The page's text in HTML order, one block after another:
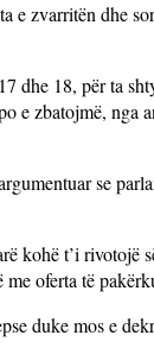
e zvarritën dhe
dhe 18, për ta
e zbatojmë, nga
se
kohë t’i rivotojë
oferta të
duke mos e